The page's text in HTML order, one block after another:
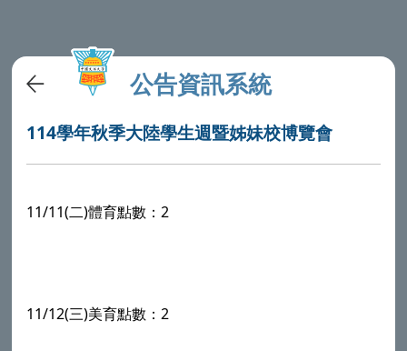
公告資訊系統
114學年秋季大陸學生週暨姊妹校博覽會
11/11(二)體育點數：2
11/12(三)美育點數：2